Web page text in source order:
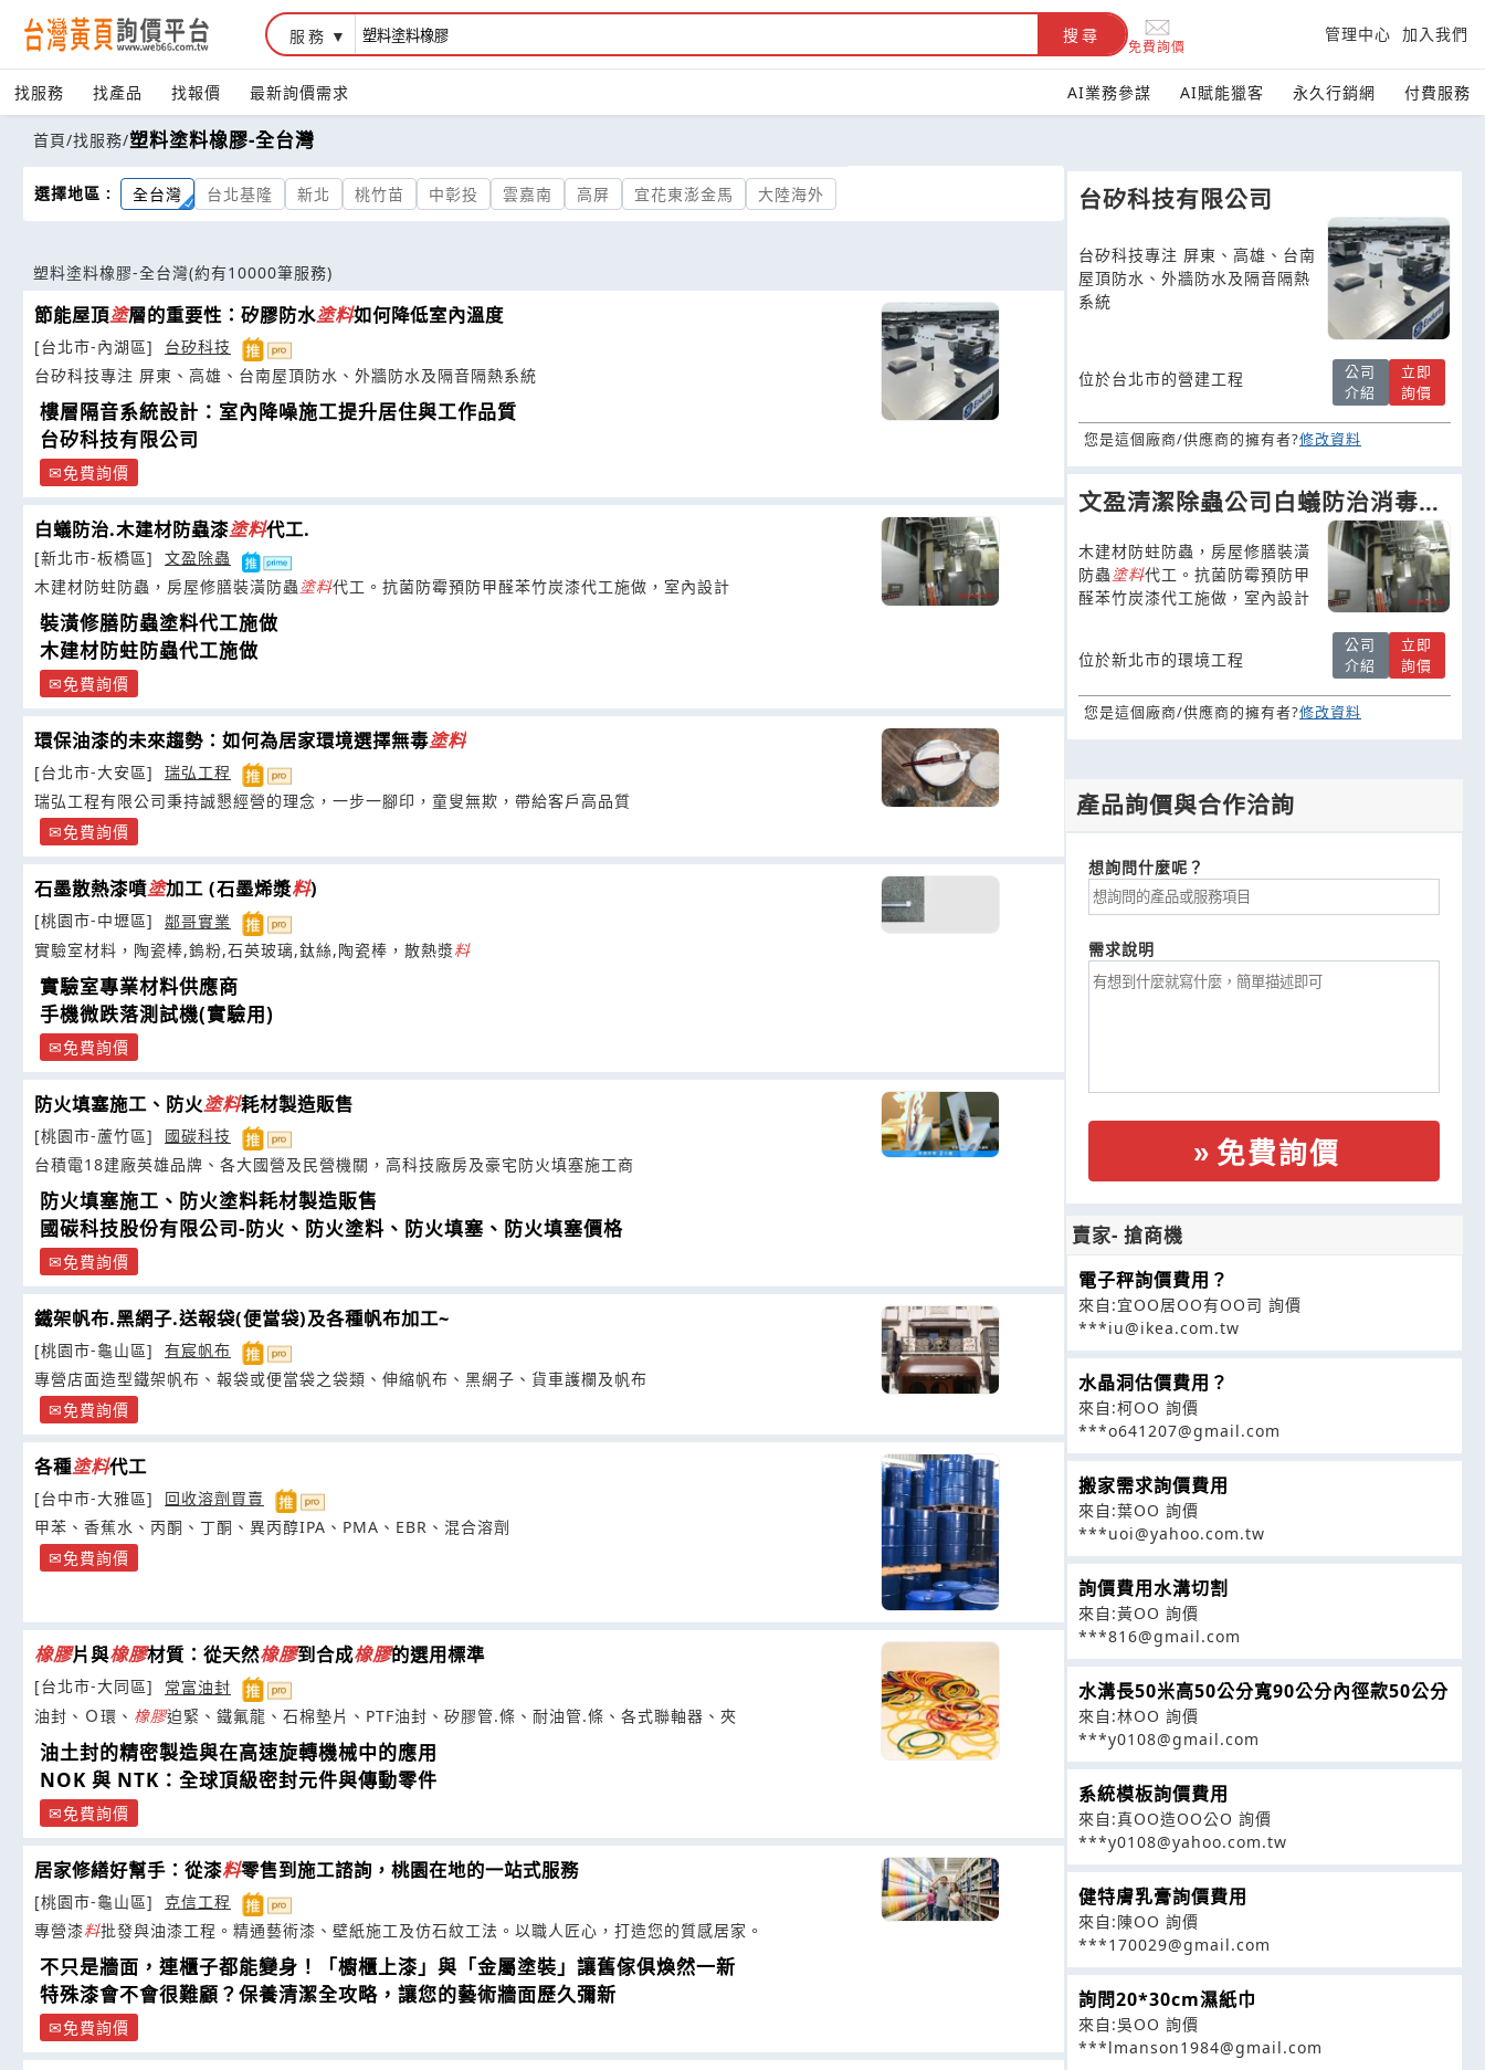
服務 搜尋
免費詢價
管理中心 加入我們
找服務 找產品 找報價 最新詢價需求 AI業務參謀 AI賦能獵客 永久行銷網 付費服務
首頁/找服務/塑料塗料橡膠-全台灣
選擇地區 : 全台灣 台北基隆 新北 桃竹苗 中彰投 雲嘉南 高屏 宜花東澎金馬 大陸海外
塑料塗料橡膠-全台灣(約有10000筆服務)
節能屋頂塗層的重要性：矽膠防水塗料如何降低室內溫度
[台北市-內湖區]
台矽科技
台矽科技專注 屏東、高雄、台南屋頂防水、外牆防水及隔音隔熱系統
樓層隔音系統設計：室內降噪施工提升居住與工作品質
台矽科技有限公司
免費詢價
白蟻防治.木建材防蟲漆塗料代工.
[新北市-板橋區]
文盈除蟲
木建材防蛀防蟲，房屋修膳裝潢防蟲塗料代工。抗菌防霉預防甲醛苯竹炭漆代工施做，室內設計
裝潢修膳防蟲塗料代工施做
木建材防蛀防蟲代工施做
免費詢價
環保油漆的未來趨勢：如何為居家環境選擇無毒塗料
[台北市-大安區]
瑞弘工程
瑞弘工程有限公司秉持誠懇經營的理念，一步一腳印，童叟無欺，帶給客戶高品質
免費詢價
石墨散熱漆噴塗加工 (石墨烯漿料)
[桃園市-中壢區]
鄰哥實業
實驗室材料，陶瓷棒,鎢粉,石英玻璃,鈦絲,陶瓷棒，散熱漿料
實驗室專業材料供應商
手機微跌落測試機(實驗用)
免費詢價
防火填塞施工、防火塗料耗材製造販售
[桃園市-蘆竹區]
國碳科技
台積電18建廠英雄品牌、各大國營及民營機關，高科技廠房及豪宅防火填塞施工商
防火填塞施工、防火塗料耗材製造販售
國碳科技股份有限公司-防火、防火塗料、防火填塞、防火填塞價格
免費詢價
鐵架帆布.黑網子.送報袋(便當袋)及各種帆布加工~
[桃園市-龜山區]
有宸帆布
專營店面造型鐵架帆布、報袋或便當袋之袋類、伸縮帆布、黑網子、貨車護欄及帆布
免費詢價
各種塗料代工
[台中市-大雅區]
回收溶劑買賣
甲苯、香蕉水、丙酮、丁酮、異丙醇IPA、PMA、EBR、混合溶劑
免費詢價
橡膠片與橡膠材質：從天然橡膠到合成橡膠的選用標準
[台北市-大同區]
常富油封
油封、Ｏ環、 橡膠迫緊、鐵氟龍、石棉墊片、PTF油封、矽膠管.條、耐油管.條、各式聯軸器、夾
油土封的精密製造與在高速旋轉機械中的應用
NOK 與 NTK：全球頂級密封元件與傳動零件
免費詢價
居家修繕好幫手：從漆料零售到施工諮詢，桃園在地的一站式服務
[桃園市-龜山區]
克信工程
專營漆料批發與油漆工程。精通藝術漆、壁紙施工及仿石紋工法。以職人匠心，打造您的質感居家。
不只是牆面，連櫃子都能變身！「櫥櫃上漆」與「金屬塗裝」讓舊傢俱煥然一新
特殊漆會不會很難顧？保養清潔全攻略，讓您的藝術牆面歷久彌新
免費詢價
台矽科技有限公司
台矽科技專注 屏東、高雄、台南
屋頂防水、外牆防水及隔音隔熱
系統
位於台北市的營建工程
公司
介紹
立即
詢價
您是這個廠商/供應商的擁有者?修改資料
文盈清潔除蟲公司白蟻防治消毒滅
鼠除臭全省服務
木建材防蛀防蟲，房屋修膳裝潢
防蟲 塗料代工。抗菌防霉預防甲
醛苯竹炭漆代工施做，室內設計
位於新北市的環境工程
公司
介紹
立即
詢價
您是這個廠商/供應商的擁有者?修改資料
產品詢價與合作洽詢
想詢問什麼呢？
需求說明
免費詢價
賣家- 搶商機
電子秤詢價費用？
來自:宜OO居OO有OO司 詢價
***iu@ikea.com.tw
水晶洞估價費用？
來自:柯OO 詢價
***o641207@gmail.com
搬家需求詢價費用
來自:葉OO 詢價
***uoi@yahoo.com.tw
詢價費用水溝切割
來自:黃OO 詢價
***816@gmail.com
水溝長50米高50公分寬90公分內徑款50公分
來自:林OO 詢價
***y0108@gmail.com
系統模板詢價費用
來自:真OO造OO公O 詢價
***y0108@yahoo.com.tw
健特膚乳膏詢價費用
來自:陳OO 詢價
***170029@gmail.com
詢問20*30cm濕紙巾
來自:吳OO 詢價
***lmanson1984@gmail.com